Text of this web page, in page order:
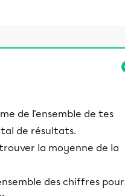
de l'ensemble de tes
de résultats.
la moyenne de la
des chiffres pour